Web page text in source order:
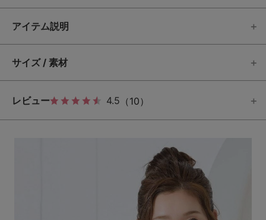
アイテム説明
サイズ / 素材
レビュー 4.5 （10）